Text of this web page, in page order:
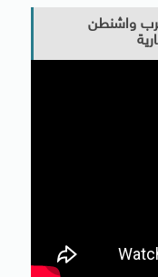
واشنطن